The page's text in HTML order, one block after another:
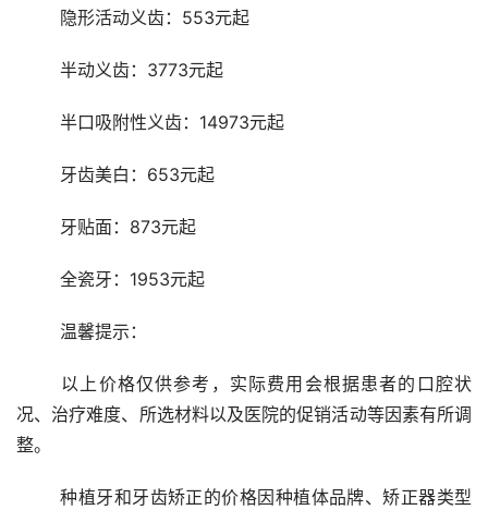
	隐形活动义齿：553元起
	半动义齿：3773元起
	半口吸附性义齿：14973元起
	牙齿美白：653元起
	牙贴面：873元起
	全瓷牙：1953元起
	温馨提示：
况、治疗难度、所选材料以及医院的促销活动等因素有所调
整。
	种植牙和牙齿矫正的价格因种植体品牌、矫正器类型